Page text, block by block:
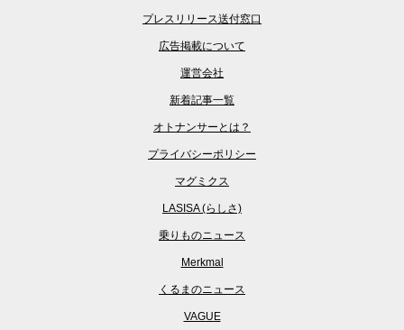
プレスリリース送付窓口
広告掲載について
運営会社
新着記事一覧
オトナンサーとは？
プライバシーポリシー
マグミクス
LASISA (らしさ)
乗りものニュース
Merkmal
くるまのニュース
VAGUE